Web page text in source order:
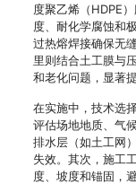
度聚乙烯（HDPE
度、耐化学腐蚀和
过热熔焊接确保无
里则结合土工膜与
和老化问题，显著
在实施中，技术选
评估场地地质、气
排水层（如土工网
失效。其次，施工
度、坡度和锚固，